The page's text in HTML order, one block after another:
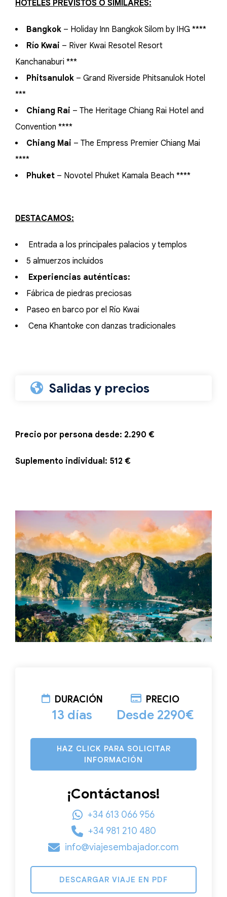
HOTELES PREVISTOS O SIMILARES:
Bangkok – Holiday Inn Bangkok Silom by IHG ****
Río Kwai – River Kwai Resotel Resort
Kanchanaburi ***
Phitsanulok – Grand Riverside Phitsanulok Hotel
***
Chiang Rai – The Heritage Chiang Rai Hotel and
Convention ****
Chiang Mai – The Empress Premier Chiang Mai
****
Phuket – Novotel Phuket Kamala Beach ****
DESTACAMOS:
Entrada a los principales palacios y templos
5 almuerzos incluidos
Experiencias auténticas:
Fábrica de piedras preciosas
Paseo en barco por el Río Kwai
Cena Khantoke con danzas tradicionales
Salidas y precios
Precio por persona desde: 2.290 €
Suplemento individual: 512 €
DURACIÓN
13 días
PRECIO
Desde 2290€
HAZ CLICK PARA SOLICITAR
INFORMACIÓN
¡Contáctanos!
+34 613 066 956
+34 981 210 480
info@viajesembajador.com
DESCARGAR VIAJE EN PDF